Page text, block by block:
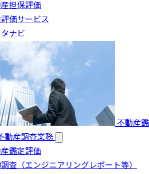
担保評価
価サービス
ナビ
不動産鑑
動産調査業務
鑑定評価
査（エンジニアリングレポート等）